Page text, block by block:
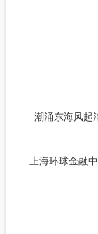
潮涌东海风起
上海环球金融